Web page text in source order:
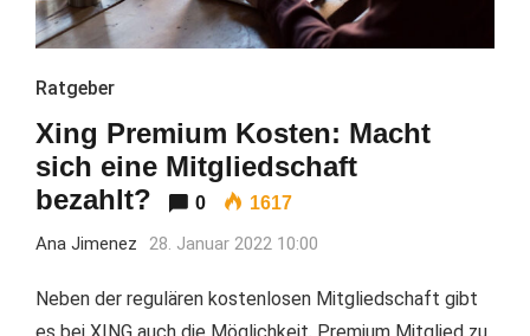
Ratgeber
Xing Premium Kosten: Macht
sich eine Mitgliedschaft
bezahlt?
0 1617
Ana Jimenez 28. Januar 2022 10:00
Neben der regulären kostenlosen Mitgliedschaft gibt
es bei XING auch die Möglichkeit, Premium Mitglied zu